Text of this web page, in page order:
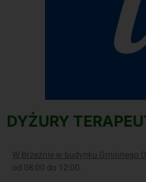
DYŻURY
W Brzeźnie w budynku Gminnego
od 08:00 do 12:00.